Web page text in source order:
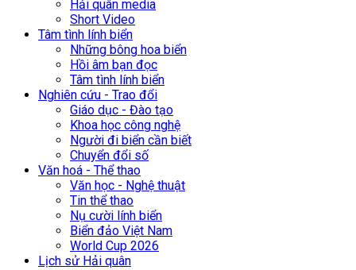
Hải quân media
Short Video
Tâm tình lính biển
Những bông hoa biển
Hồi âm bạn đọc
Tâm tình lính biển
Nghiên cứu - Trao đổi
Giáo dục - Đào tạo
Khoa học công nghệ
Người đi biển cần biết
Chuyển đổi số
Văn hoá - Thể thao
Văn học - Nghệ thuật
Tin thể thao
Nụ cười lính biển
Biển đảo Việt Nam
World Cup 2026
Lịch sử Hải quân